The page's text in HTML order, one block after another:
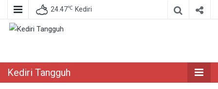
24.47℃ Kediri
Kediri Tangguh